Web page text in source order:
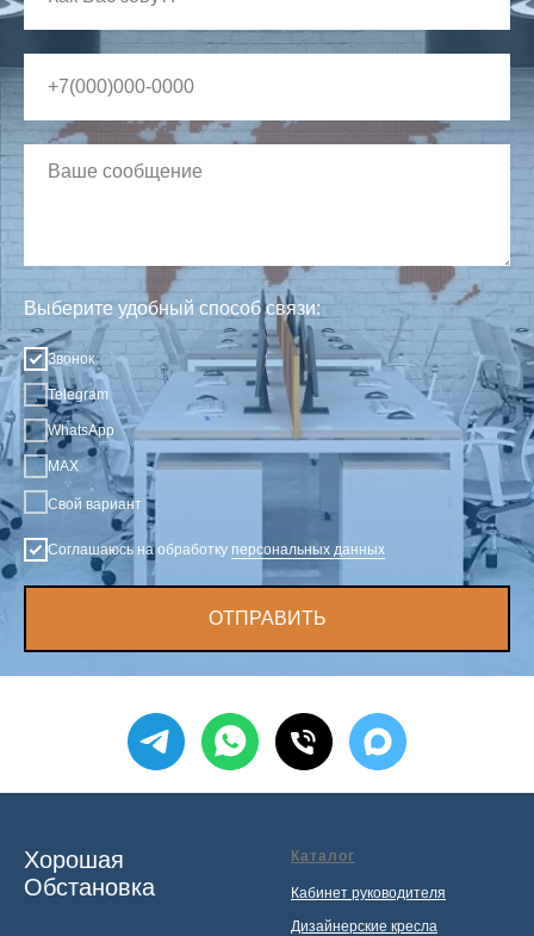
Выберите удобный способ связи:
Звонок
Telegram
WhatsApp
MAX
Свой вариант
Соглашаюсь на обработку персональных данных
ОТПРАВИТЬ
Хорошая
Обстановка
Каталог
Кабинет руководителя
Дизайнерские кресла